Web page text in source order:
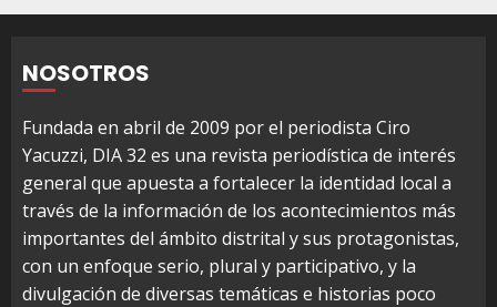
NOSOTROS
Fundada en abril de 2009 por el periodista Ciro
Yacuzzi, DIA 32 es una revista periodística de interés
general que apuesta a fortalecer la identidad local a
través de la información de los acontecimientos más
importantes del ámbito distrital y sus protagonistas,
con un enfoque serio, plural y participativo, y la
divulgación de diversas temáticas e historias poco